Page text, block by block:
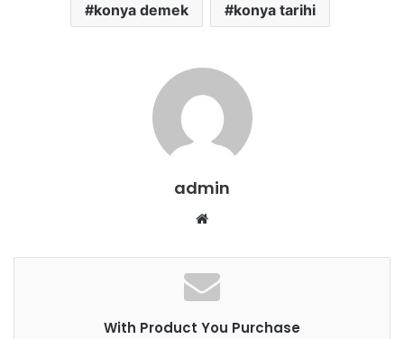
konya demek konya tarihi
admin
Web
With Product You Purchase